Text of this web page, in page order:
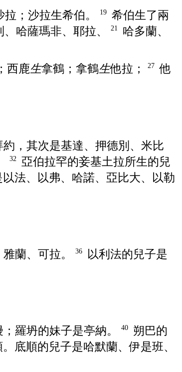
拉 ； 沙拉生希伯。 19 希伯生了兩
、 哈薩瑪非、 耶拉、 21 哈多蘭、
西鹿生拿鶴； 拿鶴生他拉 ； 27
他
約 ，其次是基達、 押德別 、 米比
32 亞伯拉罕的妾基土拉所生的兒
以法、 以弗、 哈諾、 亞比大、
以勒
雅蘭、 可拉。 36 以利法的兒子是
； 羅坍的妹子是亭納。 40 朔巴的
。 底順的兒子是哈默蘭、伊是班、